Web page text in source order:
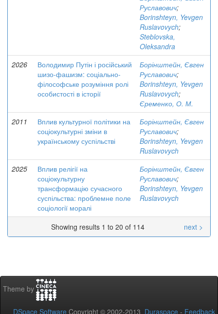
Руславович;
Borinshteyn, Yevgen
Ruslavovych;
Steblovska,
Oleksandra
2026
Володимир Путін і російський
шизо-фашизм: соціально-
філософське розуміння ролі
особистості в історії
Борінштейн, Євген
Руславович;
Borinshteyn, Yevgen
Ruslavovych;
Єременко, О. М.
2011
Вплив культурної політики на
соціокультурні зміни в
українському суспільстві
Борінштейн, Євген
Руславович;
Borinshteyn, Yevgen
Ruslavovych
2025
Вплив релігії на
соціокультурну
трансформацію сучасного
суспільства: проблемне поле
соціології моралі
Борінштейн, Євген
Руславович;
Borinshteyn, Yevgen
Ruslavovych
Showing results 1 to 20 of 114 next >
Theme by
DSpace Software Copyright © 2002-2013 Duraspace - Feedback